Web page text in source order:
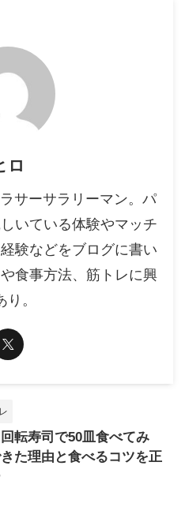
ロ
サーサラリーマン。パ
いている体験やマッチ
験などをブログに書い
食事方法、筋トレに興
り。
回転寿司で50皿食べてみ
た理由と食べるコツを正